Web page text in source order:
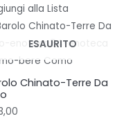
alla Lista
ESAURITO
Chinato-Terre Da